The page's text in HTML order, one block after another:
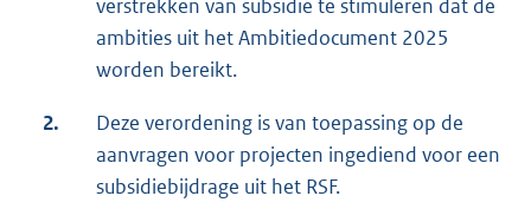
verstrekken van subsidie te stimuleren dat de
ambities uit het Ambitiedocument 2025
worden bereikt.
2.
Deze verordening is van toepassing op de
aanvragen voor projecten ingediend voor een
subsidiebijdrage uit het RSF.